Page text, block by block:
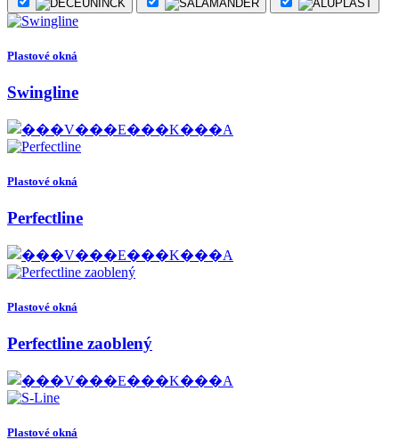
Plastové okná
Swingline
Plastové okná
Perfectline
Plastové okná
Perfectline zaoblený
Plastové okná